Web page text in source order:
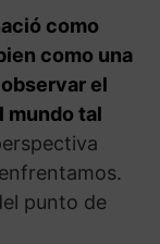
como
como una
el
mundo tal
punto de